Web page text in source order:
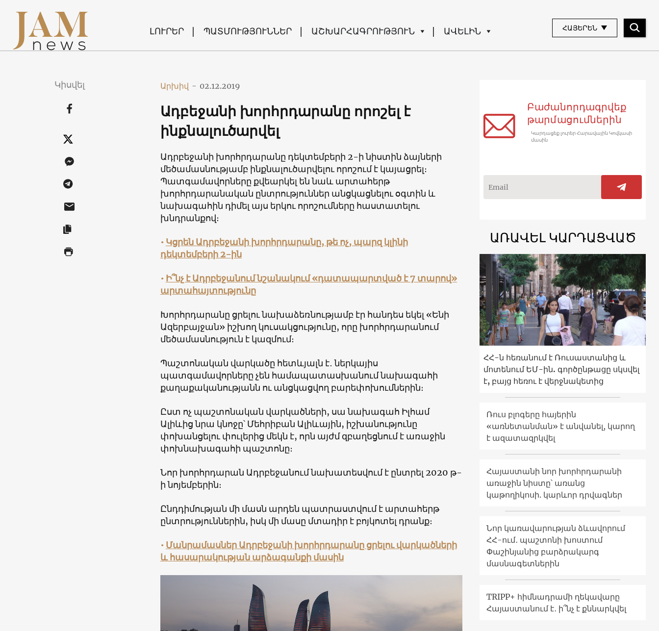
ԼՈՒՐԵՐ ՊԱՏՄՈՒԹՅՈՒՆՆԵՐ ԱՇԽԱՐՀԱԳՐՈՒԹՅՈՒՆ ԱՎԵԼԻՆ ՀԱՅԵՐԵՆ
Կիսվել Արխիվ - 02.12.2019
Ադբեջանի խորհրդարանը որոշել է
ինքնալուծարվել
Ադրբեջանի խորհրդարանը դեկտեմբերի 2-ի նիստին ձայների
մեծամասնությամբ ինքնալուծարվելու որոշում է կայացրել։
Պատգամավորները քվեարկել են նաև արտահերթ
խորհրդարանական ընտրություններ անցկացնելու օգտին և
նախագահին դիմել այս երկու որոշումները հաստատելու
խնդրանքով։
• Կցրեն Ադրբեջանի խորհրդարանը, թե ոչ, պարզ կլինի
դեկտեմբերի 2-ին
• Ի՞նչ է Ադրբեջանում նշանակում «դատապարտված է 7 տարով»
արտահայտությունը
Խորհրդարանը ցրելու նախաձեռնությամբ էր հանդես եկել «Ենի
Ազերբայջան» իշխող կուսակցությունը, որը խորհրդարանում
մեծամասնություն է կազմում։
Պաշտոնական վարկածը հետևյալն է․ ներկայիս
պատգամավորները չեն համապատասխանում նախագահի
քաղաքականությանն ու անցկացվող բարեփոխումներին։
Ըստ ոչ պաշտոնական վարկածների, սա նախագահ Իլհամ
Ալիևից նրա կնոջը՝ Մեհրիբան Ալիևային, իշխանությունը
փոխանցելու փուլերից մեկն է, որն այժմ զբաղեցնում է առաջին
փոխնախագահի պաշտոնը։
Նոր խորհրդարան Ադրբեջանում նախատեսվում է ընտրել 2020 թ-
ի նոյեմբերին։
Ընդդիմության մի մասն արդեն պատրաստվում է արտահերթ
ընտրություններին, իսկ մի մասը մտադիր է բոյկոտել դրանք։
• ՄանրամասներԱդրբեջանի խորհրդարանը ցրելու վարկածների
և հասարակության արձագանքի մասին
Բաժանորդագրվեք
թարմացումներին
Կարդացեք լուրեր Հարավային Կովկասի
մասին
ԱՌԱՎԵԼ ԿԱՐԴԱՑՎԱԾ
ՀՀ-ն հեռանում է Ռուսաստանից և
մոտենում ԵՄ-ին. գործընթացը սկսվել
է, բայց հեռու է վերջնակետից
Ռուս բլոգերը հայերին
«առնետանման» է անվանել, կարող
է ազատազրկվել
Հայաստանի նոր խորհրդարանի
առաջին նիստը՝ առանց
կաթողիկոսի. կարևոր դրվագներ
Նոր կառավարության ձևավորում
ՀՀ-ում․ պաշտոնի խոստում
Փաշինյանից բարձրակարգ
մասնագետներին
TRIPP+ հիմնադրամի ղեկավարը
Հայաստանում է․ ի՞նչ է քննարկվել